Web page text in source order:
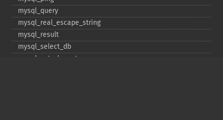
mysql_​query
mysql_​real_​escape_​string
mysql_​result
mysql_​select_​db
mysql_​set_​charset